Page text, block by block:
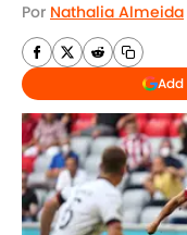
Por Nathalia Almeida
Add